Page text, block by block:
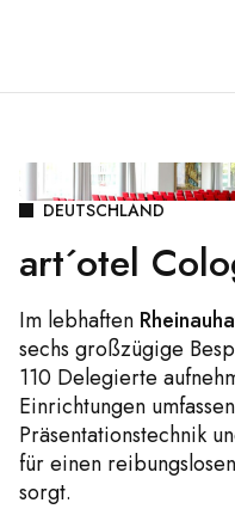
DEUTSCHLAND
art´otel
Im lebhaften
sechs großzügige
110 Delegierte
Einrichtungen
Präsentationstechnik
für einen
sorgt.